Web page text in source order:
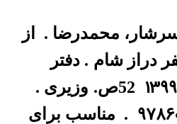
محمدرضا . از
شام . دفتر
52ص.
وزیری .
.
مناسب برای